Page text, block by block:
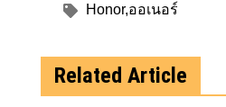
Honor,ออเนอร์
Related Article